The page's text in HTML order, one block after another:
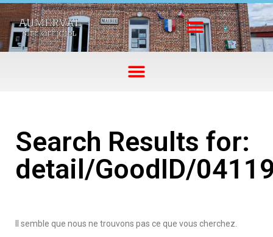
Search Results for:
detail/GoodID/
Il semble que nous ne trouvons pas ce que vous cherchez.